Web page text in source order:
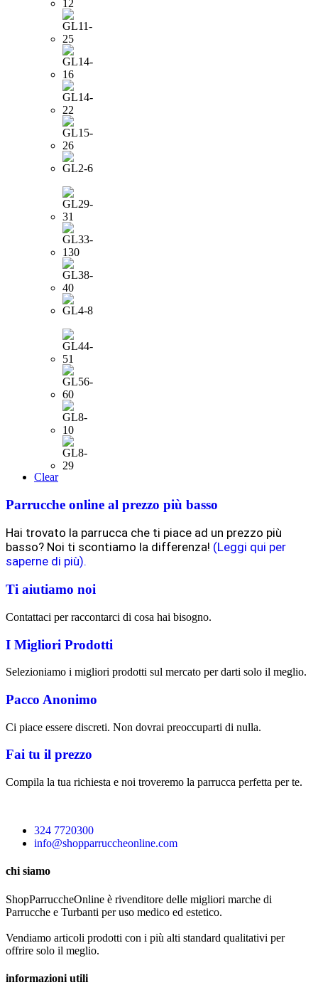
Clear
Parrucche online al prezzo più basso
Hai trovato la parrucca che ti piace ad un prezzo più
basso? Noi ti scontiamo la differenza! (Leggi qui per
saperne di più).
Ti aiutiamo noi
Contattaci per raccontarci di cosa hai bisogno.
I Migliori Prodotti
Selezioniamo i migliori prodotti sul mercato per darti solo il meglio.
Pacco Anonimo
Ci piace essere discreti. Non dovrai preoccuparti di nulla.
Fai tu il prezzo
Compila la tua richiesta e noi troveremo la parrucca perfetta per te.
324 7720300
info@shopparruccheonline.com
chi siamo
ShopParruccheOnline è rivenditore delle migliori marche di
Parrucche e Turbanti per uso medico ed estetico.
Vendiamo articoli prodotti con i più alti standard qualitativi per
offrire solo il meglio.
informazioni utili